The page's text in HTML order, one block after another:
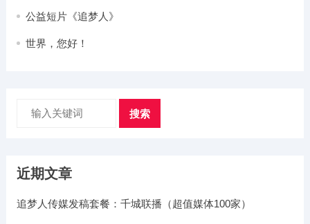
公益短片《追梦人》
世界，您好！
搜索
近期文章
追梦人传媒发稿套餐：千城联播（超值媒体100家）